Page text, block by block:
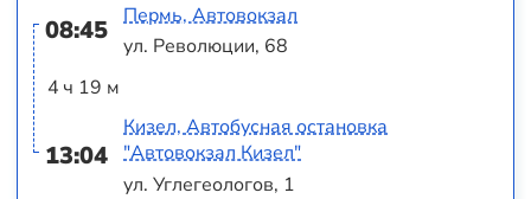
08:45
4 ч 19 м
13:04
Пермь, Автовокзал
ул. Революции, 68
Кизел, Автобусная остановка
"Автовокзал Кизел"
ул. Углегеологов, 1